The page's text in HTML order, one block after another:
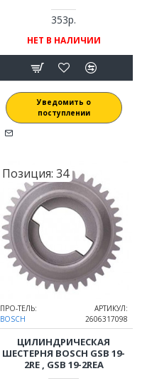
353р.
НЕТ В НАЛИЧИИ
Уведомить о
поступлении
Позиция: 34
ПРО-ТЕЛЬ:
BOSCH
АРТИКУЛ:
2606317098
ЦИЛИНДРИЧЕСКАЯ
ШЕСТЕРНЯ BOSCH GSB 19-
2RE , GSB 19-2REA